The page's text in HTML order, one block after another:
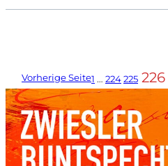
Vorherige Seite1 … 224225 226